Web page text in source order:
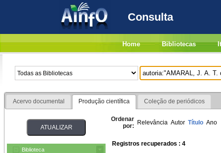
Consulta
Home Bibliotecas
Acervo documental Produção científica Coleção de periódicos
Biblioteca
Ordenar
por: Relevância Autor Título Ano
Registros recuperados : 4